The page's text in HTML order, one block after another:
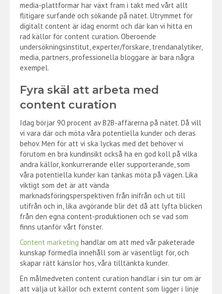
media-plattformar har växt fram i takt med vårt allt
flitigare surfande och sökande på nätet. Utrymmet för
digitalt content är idag enormt och där kan vi hitta en
rad källor för content curation. Oberoende
undersökningsinstitut, experter/forskare, trendanalytiker,
media, partners, professionella bloggare är bara några
exempel.
Fyra skäl att arbeta med
content curation
Idag börjar 90 procent av B2B-affärerna på nätet. Då vill
vi vara där och möta våra potentiella kunder och deras
behov. Men för att vi ska lyckas med det behöver vi
förutom en bra kundinsikt också ha en god koll på vilka
andra källor, konkurrerande eller supporterande, som
våra potentiella kunder kan tänkas möta på vägen. Lika
viktigt som det är att vända
marknadsföringsperspektiven från inifrån och ut till
utifrån och in, lika avgörande blir det då att lyfta blicken
från den egna content-produktionen och se vad som
finns utanför vårt fönster.
Content marketing handlar om att med vår paketerade
kunskap förmedla innehåll som är väsentligt för, och
skapar rätt känslor hos, våra tilltänkta kunder.
En målmedveten content curation handlar i sin tur om är
att välja ut källor och externt content som ligger i linje